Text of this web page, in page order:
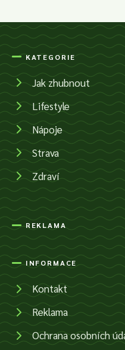
KATEGORIE
Jak zhubnout
Lifestyle
Nápoje
Strava
Zdraví
REKLAMA
INFORMACE
Kontakt
Reklama
Ochrana osobních